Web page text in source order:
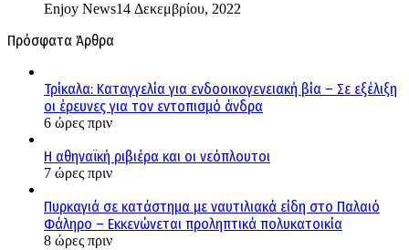
Enjoy News14 Δεκεμβρίου, 2022
Πρόσφατα Άρθρα
Τρίκαλα: Καταγγελία για ενδοοικογενειακή βία – Σε εξέλιξη
οι έρευνες για τον εντοπισμό άνδρα
6 ώρες πριν
Η αθηναϊκή ριβιέρα και οι νεόπλουτοι
7 ώρες πριν
Πυρκαγιά σε κατάστημα με ναυτιλιακά είδη στο Παλαιό
Φάληρο – Εκκενώνεται προληπτικά πολυκατοικία
8 ώρες πριν